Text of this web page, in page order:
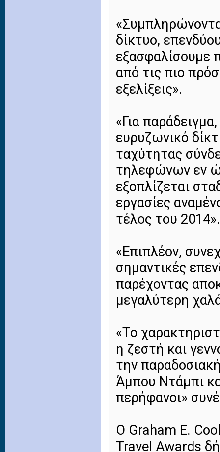
δίκτυο,
εξασφαλίσουμε
από τις πιο
εξελίξεις».
«Για
ευρυζωνικό
ταχύτητας
τηλεφώνων εν
εξοπλίζεται
εργασίες
τέλος του 2014».
«Επιπλέον,
σημαντικές
παρέχοντας
μεγαλύτερη
«Το
η ζεστή και
την
Άμπου Ντάμπι
περήφανοι»
Ο Graham E.
Travel Awards